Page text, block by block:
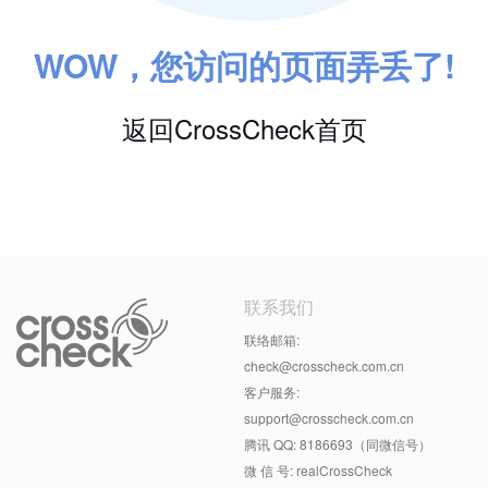
WOW，您访问的页面弄丢了!
返回CrossCheck首页
联系我们
联络邮箱:
check@crosscheck.com.cn
客户服务:
support@crosscheck.com.cn
腾讯 QQ: 8186693（同微信号）
微 信 号: realCrossCheck